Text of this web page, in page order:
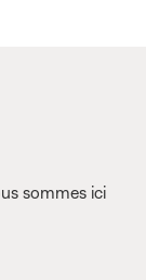
sommes ici